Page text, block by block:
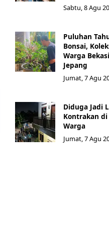
Sabtu, 8 Agu
Puluhan
Bonsai,
Warga
Jepang
Jumat, 7 Agu
Diduga Jadi
Kontrakan
Warga
Jumat, 7 Agu